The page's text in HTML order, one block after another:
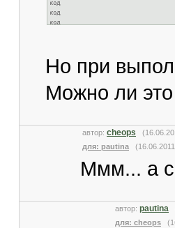
</
Но при
Можно ли это
автор: cheops
для: pautina
Ммм... а
автор: pautina
для: cheops